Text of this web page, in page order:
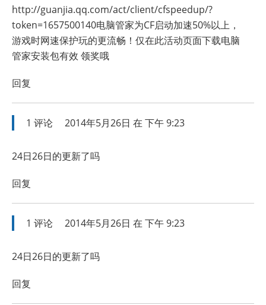
http://guanjia.qq.com/act/client/cfspeedup/?
token=1657500140电脑管家为CF启动加速50%以上，
游戏时网速保护玩的更流畅！仅在此活动页面下载电脑
管家安装包有效 领奖哦
回复
1 评论 2014年5月26日 在 下午 9:23
24日26日的更新了吗
回复
1 评论 2014年5月26日 在 下午 9:23
24日26日的更新了吗
回复